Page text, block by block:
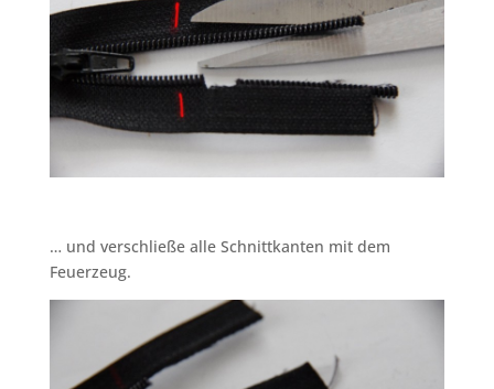
… und verschließe alle Schnittkanten mit dem
Feuerzeug.